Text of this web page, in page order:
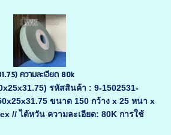
ความละเอียด 80k
รหัสสินค้า : 9-1502531-
ขนาด 150 กว้าง x 25 หนา x
// ไต้หวัน ความละเอียด: 80K การใช้